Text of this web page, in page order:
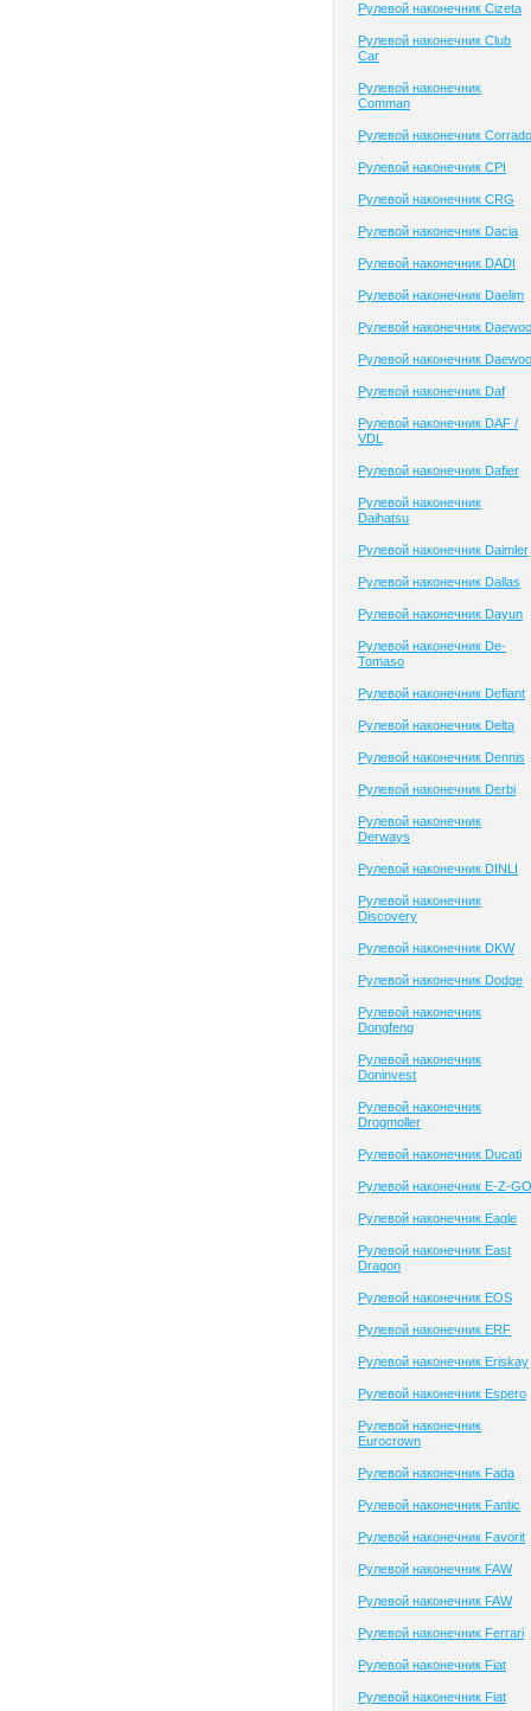
Рулевой наконечник Cizeta
Рулевой наконечник Club
Сar
Рулевой наконечник
Comman
Рулевой наконечник Corrado
Рулевой наконечник CPI
Рулевой наконечник CRG
Рулевой наконечник Dacia
Рулевой наконечник DADI
Рулевой наконечник Daelim
Рулевой наконечник Daewoo
Рулевой наконечник Daewoo
Рулевой наконечник Daf
Рулевой наконечник DAF /
VDL
Рулевой наконечник Dafier
Рулевой наконечник
Daihatsu
Рулевой наконечник Daimler
Рулевой наконечник Dallas
Рулевой наконечник Dayun
Рулевой наконечник De-
Tomaso
Рулевой наконечник Defiant
Рулевой наконечник Delta
Рулевой наконечник Dennis
Рулевой наконечник Derbi
Рулевой наконечник
Derways
Рулевой наконечник DINLI
Рулевой наконечник
Discovery
Рулевой наконечник DKW
Рулевой наконечник Dodge
Рулевой наконечник
Dongfeng
Рулевой наконечник
Doninvest
Рулевой наконечник
Drogmoller
Рулевой наконечник Ducati
Рулевой наконечник E-Z-GO
Рулевой наконечник Eagle
Рулевой наконечник East
Dragon
Рулевой наконечник EOS
Рулевой наконечник ERF
Рулевой наконечник Eriskay
Рулевой наконечник Espero
Рулевой наконечник
Eurocrown
Рулевой наконечник Fada
Рулевой наконечник Fantic
Рулевой наконечник Favorit
Рулевой наконечник FAW
Рулевой наконечник FAW
Рулевой наконечник Ferrari
Рулевой наконечник Fiat
Рулевой наконечник Fiat